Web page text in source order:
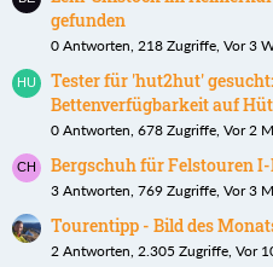
gefunden
0 Antworten, 218 Zugriffe, Vor 3
Tester für 'hut2hut'
Bettenverfügbarkeit auf
0 Antworten, 678 Zugriffe, Vor 2
Bergschuh für Felstouren
3 Antworten, 769 Zugriffe, Vor 3
Tourentipp - Bild des
2 Antworten, 2.305 Zugriffe, Vor